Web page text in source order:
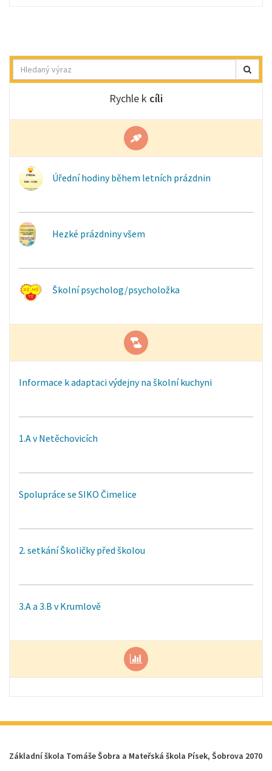
Hledat
Rychle k cíli
Úřední hodiny během letních prázdnin
Hezké prázdniny všem
Školní psycholog/psycholožka
Informace k adaptaci výdejny na školní kuchyni
1.A v Netěchovicích
Spolupráce se SIKO Čimelice
2. setkání Školičky před školou
3.A a 3.B v Krumlově
Základní škola Tomáše Šobra a Mateřská škola Písek, Šobrova 2070